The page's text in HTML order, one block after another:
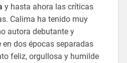
y hasta ahora las críticas
Calima ha tenido muy
autora debutante y
en dos épocas separadas
feliz, orgullosa y humilde